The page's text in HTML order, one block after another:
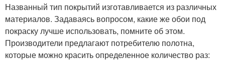
Названный тип покрытий изготавливается из различных
материалов. Задаваясь вопросом, какие же обои под
покраску лучше использовать, помните об этом.
Производители предлагают потребителю полотна,
которые можно красить определенное количество раз: